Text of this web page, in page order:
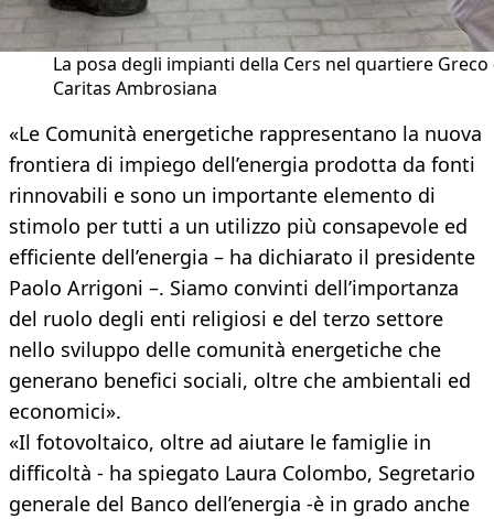
La posa degli impianti della Cers nel quartiere Greco
Caritas Ambrosiana
«Le Comunità energetiche rappresentano la nuova
frontiera di impiego dell’energia prodotta da fonti
rinnovabili e sono un importante elemento di
stimolo per tutti a un utilizzo più consapevole ed
efficiente dell’energia – ha dichiarato il presidente
Paolo Arrigoni –. Siamo convinti dell’importanza
del ruolo degli enti religiosi e del terzo settore
nello sviluppo delle comunità energetiche che
generano benefici sociali, oltre che ambientali ed
economici».
«Il fotovoltaico, oltre ad aiutare le famiglie in
difficoltà - ha spiegato Laura Colombo, Segretario
generale del Banco dell’energia -è in grado anche